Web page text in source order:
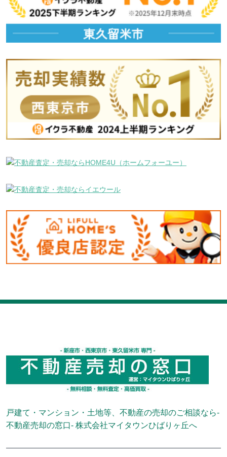
戸建て・マンション・土地等、不動産の売却のご相談なら-
不動産売却の窓口- 株式会社マイタウンひばりヶ丘へ